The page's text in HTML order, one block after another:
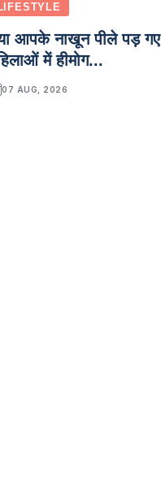
आपके नाखून पीले पड़
में हीमोग...
07 AUG, 2026